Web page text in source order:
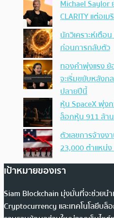
Michael Saylor
CLARITY แต่อเ
นักวิเคราะห์เตือ
ก่อนการกลับตัว
ทองคำพุ่งแรง ย้
จะเริ่มขยับหลังก
ปลายปีนี้
หุ้น SpaceX พุ่ง
ล็อกหุ้น 911 ล้า
ตัวเลขการจ้าง
23,000 ตำแหน่
เป้าหมายของเรา
Siam Blockchain มุ่งมั่นที่จะช่วยน
Cryptocurrency และเทคโนโลยีบล็